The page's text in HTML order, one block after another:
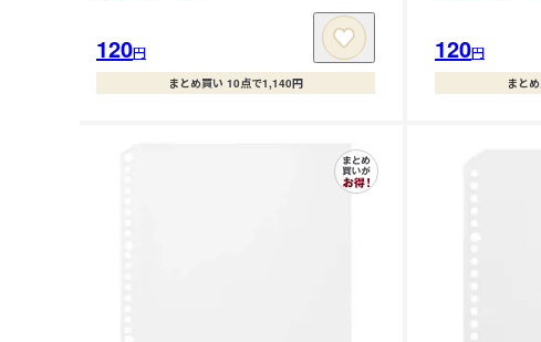
120円
まとめ買い 10点で1,140円
120円
まと